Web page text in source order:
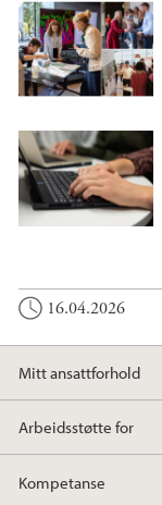
16.04.2026
Mitt ansattforhold
Arbeidsstøtte for
Kompetanse